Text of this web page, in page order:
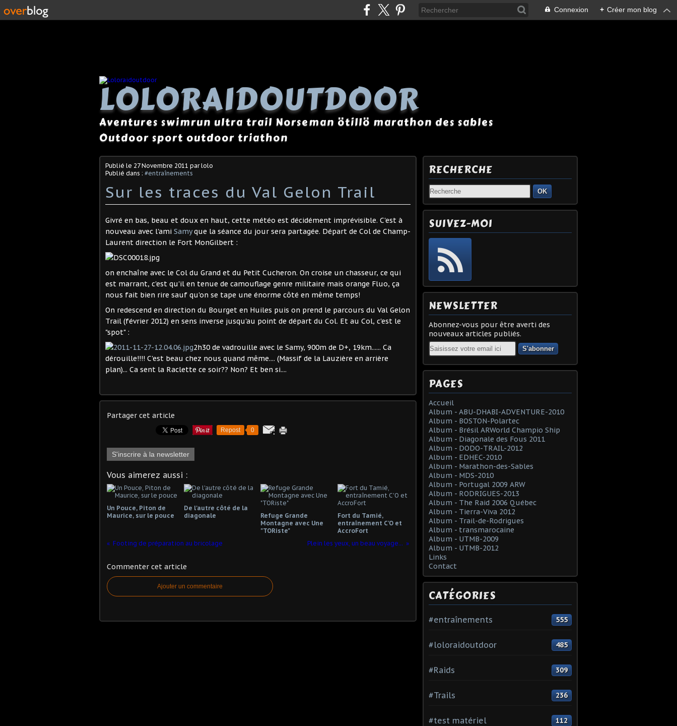
Connexion + Créer mon blog
LOLORAIDOUTDOOR
Aventures swimrun ultra trail Norseman ötillö marathon des sables
Outdoor sport outdoor triathon
Publié le 27 Novembre 2011 par lolo
Publié dans : #entraînements
Sur les traces du Val Gelon Trail
Givré en bas, beau et doux en haut, cette météo est décidément imprévisible. C'est à
nouveau avec l'ami Samyque la séance du jour sera partagée. Départ de Col de Champ-
Laurent direction le Fort MonGilbert :
on enchaîne avec le Col du Grand et du Petit Cucheron. On croise un chasseur, ce qui
est marrant, c'est qu'il en tenue de camouflage genre militaire mais orange Fluo, ça
nous fait bien rire sauf qu'on se tape une énorme côté en même temps!
On redescend en direction du Bourget en Huiles puis on prend le parcours du Val Gelon
Trail (février 2012) en sens inverse jusqu'au point de départ du Col. Et au Col, c'est le
"spot" :
2h30 de vadrouille avec le Samy, 900m de D+, 19km...... Ca
dérouille!!!! C'est beau chez nous quand même.... (Massif de la Lauzière en arrière
plan)... Ca sent la Raclette ce soir?? Non? Et ben si....
Partager cet article
Repost 0
S'inscrire à la newsletter
Vous aimerez aussi :
Un Pouce, Piton de
Maurice, sur le pouce
De l'autre côté de la
diagonale
Refuge Grande
Montagne avec Une
"TORiste"
Fort du Tamié,
entraînement C'O et
AccroFort
Footing de préparation au bricolage
Plein les yeux, un beau voyage...
Commenter cet article
Ajouter un commentaire
RECHERCHE
OK
SUIVEZ-MOI
NEWSLETTER
Abonnez-vous pour être averti des
nouveaux articles publiés.
Email
PAGES
Accueil
Album - ABU-DHABI-ADVENTURE-2010
Album - BOSTON-Polartec
Album - Brésil ARWorld Champio Ship
Album - Diagonale des Fous 2011
Album - DODO-TRAIL-2012
Album - EDHEC-2010
Album - Marathon-des-Sables
Album - MDS-2010
Album - Portugal 2009 ARW
Album - RODRIGUES-2013
Album - The Raid 2006 Québec
Album - Tierra-Viva 2012
Album - Trail-de-Rodrigues
Album - transmarocaine
Album - UTMB-2009
Album - UTMB-2012
Links
Contact
CATÉGORIES
#entraînements 555
#loloraidoutdoor 485
#Raids 309
#Trails 236
#test matériel 112